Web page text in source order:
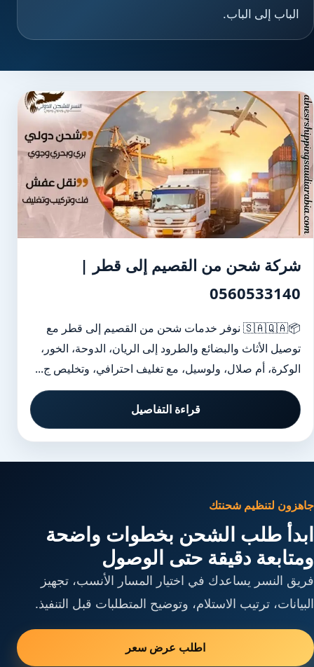
الباب إلى الباب.
شركة شحن من القصيم إلى قطر |
0560533140
📦🇸🇦🇶🇦 نوفر خدمات شحن من القصيم إلى قطر مع
توصيل الأثاث والبضائع والطرود إلى الريان، الدوحة، الخور،
الوكرة، أم صلال، ولوسيل، مع تغليف احترافي، وتخليص ج...
قراءة التفاصيل
جاهزون لتنظيم شحنتك
ابدأ طلب الشحن بخطوات واضحة
ومتابعة دقيقة حتى الوصول
فريق النسر يساعدك في اختيار المسار الأنسب، تجهيز
البيانات، ترتيب الاستلام، وتوضيح المتطلبات قبل التنفيذ.
اطلب عرض سعر